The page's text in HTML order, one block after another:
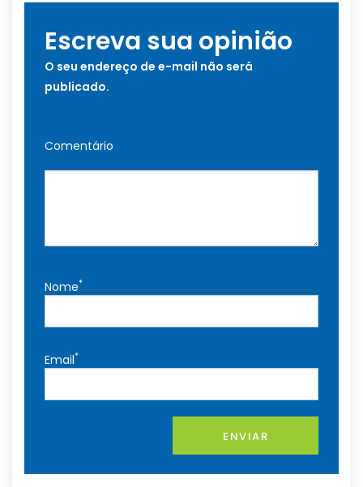
Escreva sua opinião
O seu endereço de e-mail não será
publicado.
Comentário
Nome*
Email*
ENVIAR